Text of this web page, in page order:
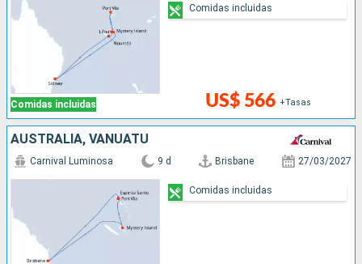
Comidas incluidas US$ 566 +Tasas
Comidas incluidas
AUSTRALIA, VANUATU
Carnival Luminosa 9 d Brisbane 27/03/2027
Comidas incluidas